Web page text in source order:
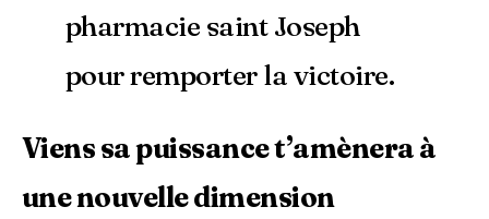
pharmacie saint Joseph
pour remporter la victoire.
Viens sa puissance t’amènera à
une nouvelle dimension